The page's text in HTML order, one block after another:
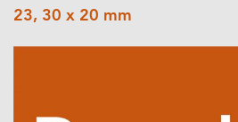
23, 30 x 20 mm